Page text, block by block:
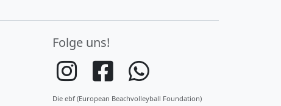
Folge uns!
Die ebf (European Beachvolleyball Foundation)